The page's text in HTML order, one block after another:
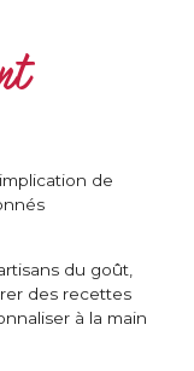
de
du goût,
des recettes
à la main